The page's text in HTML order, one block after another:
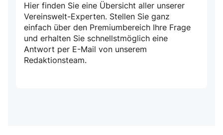
Hier finden Sie eine Übersicht aller unserer
Vereinswelt-Experten. Stellen Sie ganz
einfach über den Premiumbereich Ihre Frage
und erhalten Sie schnellstmöglich eine
Antwort per E-Mail von unserem
Redaktionsteam.